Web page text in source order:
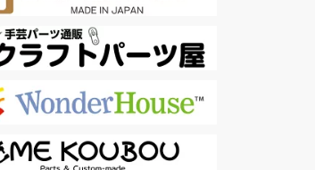
*2、レザークラフ
*1。 3色の糸：糸
ック、茶、コーヒ
な縫い心地。 多種
それ違う針...もっ